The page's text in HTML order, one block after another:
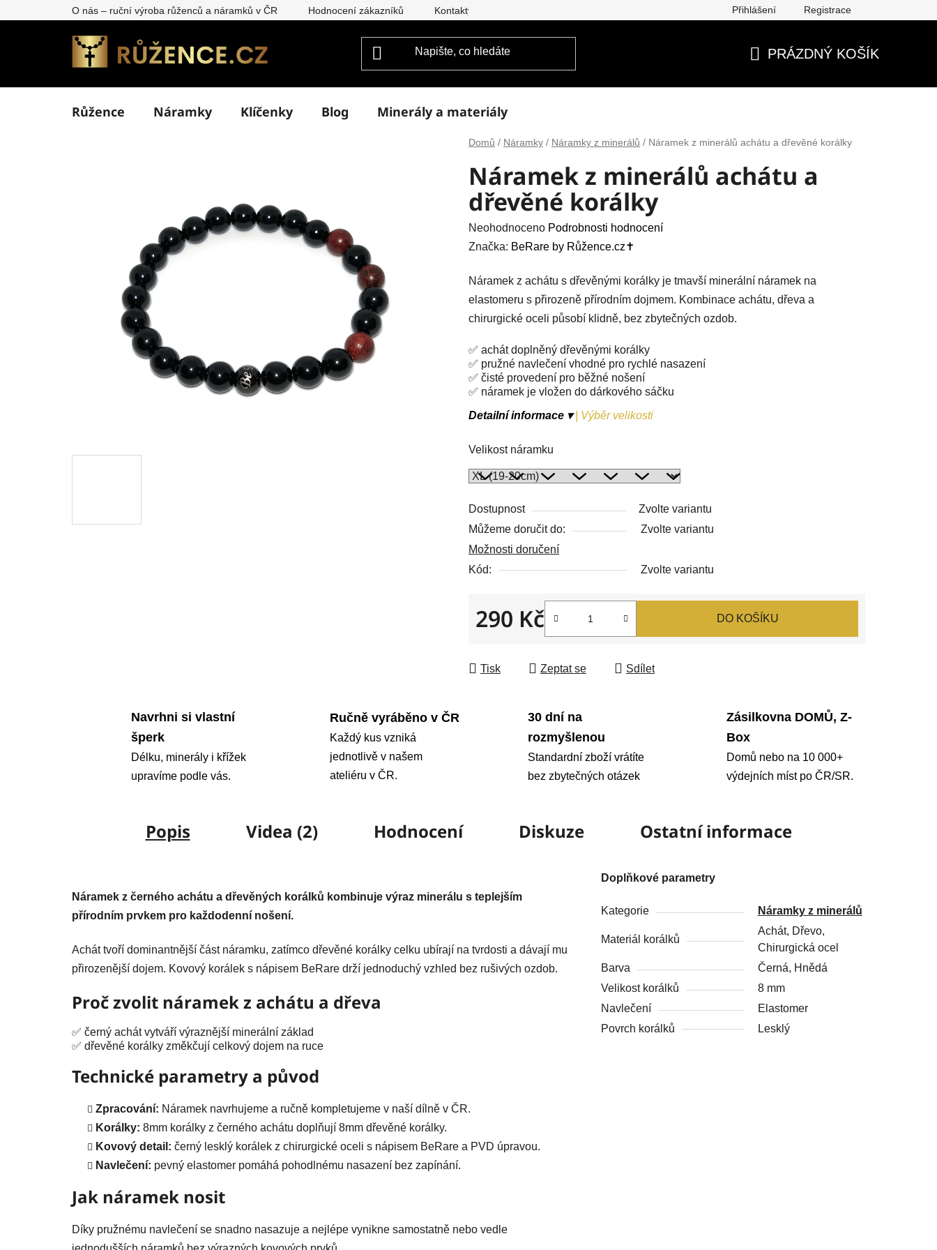
na
O nás – ruční výroba růženců a náramků v ČR Hodnocení zákazníků Kontakty Výměna, vrácení, reklamace Obchodní podmínky
Přihlášení Registrace
PRÁZDNÝ KOŠÍK
Růžence Náramky Klíčenky Blog Minerály a materiály
Domů / Náramky / Náramky z minerálů / Náramek z minerálů achátu a dřevěné korálky
Náramek z minerálů achátu a
dřevěné korálky
Průměrné
hodnocení
je
0,0
z
hvězdiček.
Neohodnoceno Podrobnosti hodnocení
Značka: BeRare by Růžence.cz✝️
Náramek z achátu s dřevěnými korálky je tmavší minerální náramek na
elastomeru s přirozeně přírodním dojmem. Kombinace achátu, dřeva a
chirurgické oceli působí klidně, bez zbytečných ozdob.
✅ achát doplněný dřevěnými korálky
✅ pružné navlečení vhodné pro rychlé nasazení
✅ čisté provedení pro běžné nošení
✅ náramek je vložen do dárkového sáčku
Detailní informace ▾
Výběr velikosti
Velikost náramku
Dostupnost
Zvolte variantu
Můžeme doručit do:
Zvolte variantu
Možnosti doručení
Kód:
Zvolte variantu
290 Kč DO KOŠÍKU
Tisk Zeptat se Sdílet
Navrhni si vlastní
šperk
Délku, minerály i křížek
upravíme podle vás.
Ručně vyráběno v ČR
Každý kus vzniká
jednotlivě v našem
ateliéru v ČR.
30 dní na
rozmyšlenou
Standardní zboží vrátíte
bez zbytečných otázek
Zásilkovna DOMŮ, Z-
Box
Domů nebo na 10 000+
výdejních míst po ČR/SR.
Popis Videa (2) Hodnocení Diskuze Ostatní informace
Náramek z černého achátu a dřevěných korálků kombinuje výraz minerálu s teplejším
přírodním prvkem pro každodenní nošení.
Achát tvoří dominantnější část náramku, zatímco dřevěné korálky celku ubírají na tvrdosti a dávají mu
přirozenější dojem. Kovový korálek s nápisem BeRare drží jednoduchý vzhled bez rušivých ozdob.
Proč zvolit náramek z achátu a dřeva
✅ černý achát vytváří výraznější minerální základ
✅ dřevěné korálky změkčují celkový dojem na ruce
Technické parametry a původ
Zpracování: Náramek navrhujeme a ručně kompletujeme v naší dílně v ČR.
Korálky: 8mm korálky z černého achátu doplňují 8mm dřevěné korálky.
Kovový detail: černý lesklý korálek z chirurgické oceli s nápisem BeRare a PVD úpravou.
Navlečení: pevný elastomer pomáhá pohodlnému nasazení bez zapínání.
Jak náramek nosit
Díky pružnému navlečení se snadno nasazuje a nejlépe vynikne samostatně nebo vedle
Doplňkové parametry
Kategorie Náramky z minerálů
Materiál korálků
Achát, Dřevo,
Chirurgická ocel
Barva
Černá, Hnědá
Velikost korálků
8 mm
Navlečení
Elastomer
Povrch korálků
Lesklý